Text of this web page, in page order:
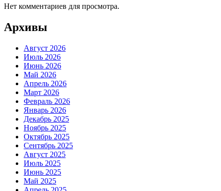
Нет комментариев для просмотра.
Архивы
Август 2026
Июль 2026
Июнь 2026
Май 2026
Апрель 2026
Март 2026
Февраль 2026
Январь 2026
Декабрь 2025
Ноябрь 2025
Октябрь 2025
Сентябрь 2025
Август 2025
Июль 2025
Июнь 2025
Май 2025